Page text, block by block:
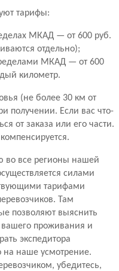
тарифы:
МКАД — от 600 руб.
отдельно);
МКАД — от 600
километр.
(не более 30 км от
получении. Если вас что-
от заказа или его части.
во все регионы нашей
силами
тарифами
Там
позволяют выяснить
вашего проживания и
экспедитора
на наше усмотрение.
убедитесь,